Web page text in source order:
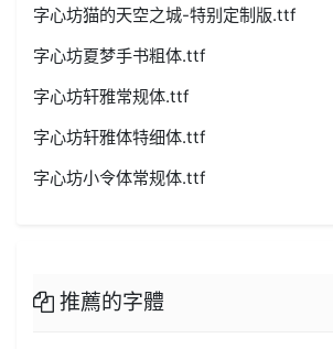
字心坊猫的天空之城-特别定制版.ttf
字心坊夏梦手书粗体.ttf
字心坊轩雅常规体.ttf
字心坊轩雅体特细体.ttf
字心坊小令体常规体.ttf
推薦的字體